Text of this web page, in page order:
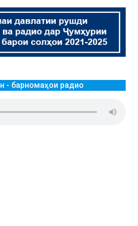
- барномаҳои радио